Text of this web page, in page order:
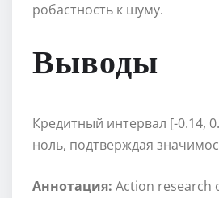
робастность к шуму.
Выводы
Кредитный интервал [-0.14,
ноль, подтверждая
Аннотация: Action research